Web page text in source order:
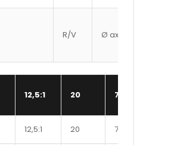
R/V Ø axe
12,5:1 20 7500XX
12,5:1 20 7550XX